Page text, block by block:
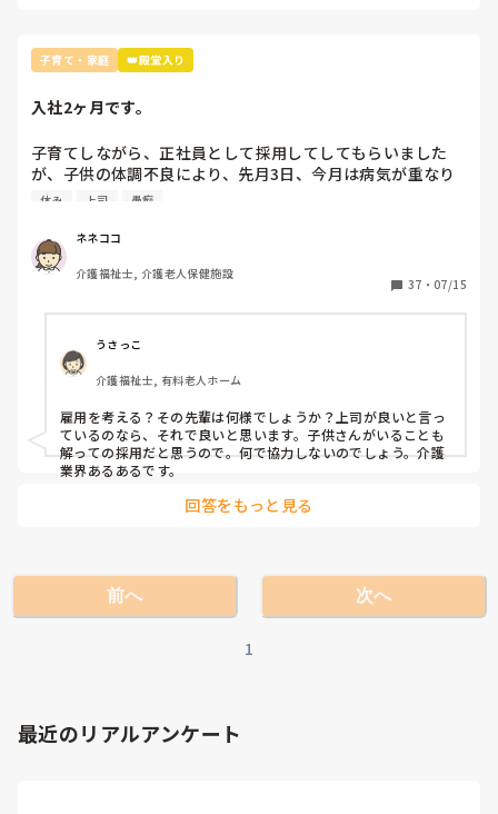
長文失礼いたしました。
子育て・家庭 👑殿堂入り
入社2ヶ月です。
子育てしながら、正社員として採用してしてもらいました
が、子供の体調不良により、先月3日、今月は病気が重なり
息子が肺炎になり、欠勤が多くなっています。先輩に仕事の
良で休む事は変わらないと思いますが、皆さんはどう思いま
すか。上司は気にしなくていいと、言ってくれています。
休み 上司 愚痴
ネネココ
介護福祉士, 介護老人保健施設
37 ・ 07/15
うさっこ
介護福祉士, 有料老人ホーム
雇用を考える？その先輩は何様でしょうか？上司が良いと言っ
ているのなら、それで良いと思います。子供さんがいることも
解っての採用だと思うので。何で協力しないのでしょう。介護
業界あるあるです。
回答をもっと見る
前へ
1
次へ
最近のリアルアンケート